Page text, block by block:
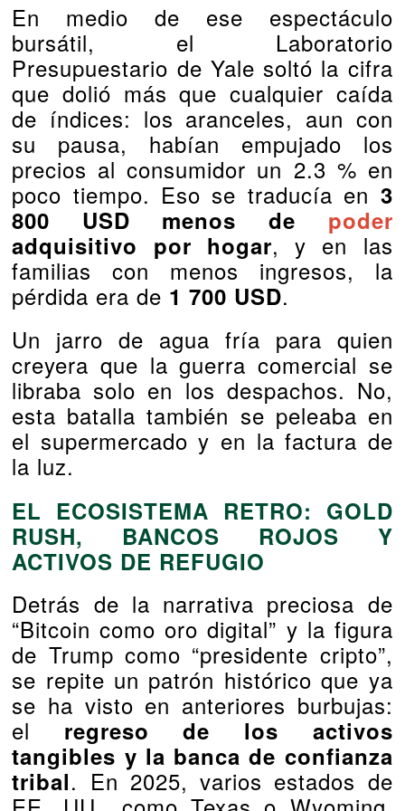
En medio de ese espectáculo
bursátil, el Laboratorio
Presupuestario de Yale soltó la cifra
que dolió más que cualquier caída
de índices: los aranceles, aun con
su pausa, habían empujado los
precios al consumidor un 2.3 % en
poco tiempo. Eso se traducía en 3
800 USD menos de poder
adquisitivo por hogar, y en las
familias con menos ingresos, la
pérdida era de 1 700 USD.
Un jarro de agua fría para quien
creyera que la guerra comercial se
libraba solo en los despachos. No,
esta batalla también se peleaba en
el supermercado y en la factura de
la luz.
EL ECOSISTEMA RETRO: GOLD
RUSH, BANCOS ROJOS Y
ACTIVOS DE REFUGIO
Detrás de la narrativa preciosa de
“Bitcoin como oro digital” y la figura
de Trump como “presidente cripto”,
se repite un patrón histórico que ya
se ha visto en anteriores burbujas:
el regreso de los activos
tangibles y la banca de confianza
tribal. En 2025, varios estados de